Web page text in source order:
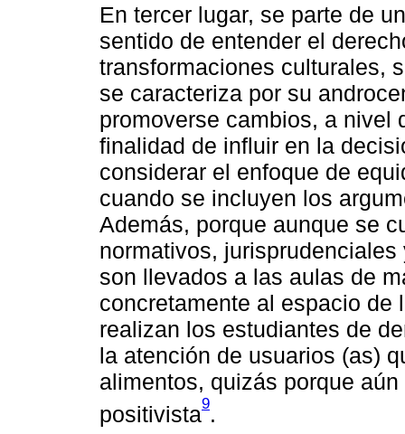
En tercer lugar, se parte de
sentido de entender el
transformaciones culturales,
se caracteriza por su
promoverse cambios, a nivel
finalidad de influir en la
considerar el enfoque de
cuando se incluyen los
Además, porque aunque se
normativos,
son llevados a las aulas de
concretamente al espacio de
realizan los estudiantes de
la atención de usuarios (as)
alimentos, quizás porque
positivista9.